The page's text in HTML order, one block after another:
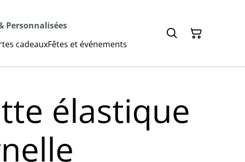
Personnalisées
cadeauxFêtes et événements
élastique